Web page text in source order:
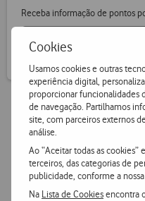
Cookies
Usamos cookies e outras
experiência digital,
proporcionar funcionalidades
de navegação. Partilhamos
site, com parceiros externos
análise.
Ao “Aceitar todas as
terceiros, das categorias de
publicidade, conforme a nossa
Na Lista de Cookiesencontra
Receba informação de pontos
Vantagens
14 dias para
Pode devolver